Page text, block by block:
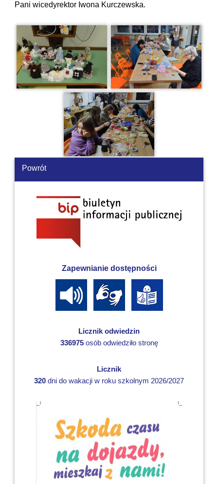
Pani wicedyrektor Iwona Kurczewska.
Powrót
Zapewnianie dostępności
Licznik odwiedzin
336975osób odwiedziło stronę
Licznik
320 dni do wakacji w roku szkolnym 2026/2027